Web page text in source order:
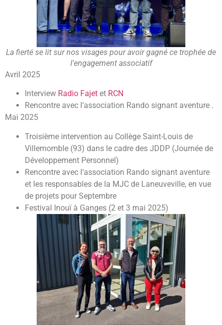
La fierté se lit sur nos visages pour avoir gagné ce trophée de
l'engagement associatif
Avril 2025
Interview Radio Fajet et RCN
Rencontre avec l’association Rando signant aventure .
Mai 2025
Troisième intervention au Collège Saint-Louis de
Villemomble (93) dans le cadre des JDDP (Journée de
Développement Personnel)
Rencontre avec l’association Rando signant aventure
et les responsables de la MJC de Laneuveville, en vue
de projets pour Septembre
Festival Inouï à Ganges (2 et 3 mai 2025)